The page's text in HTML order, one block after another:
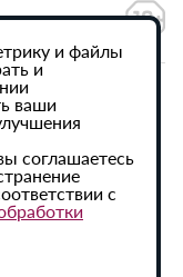
данных
активная
и файлы
и
ваши
соглашаетесь
с